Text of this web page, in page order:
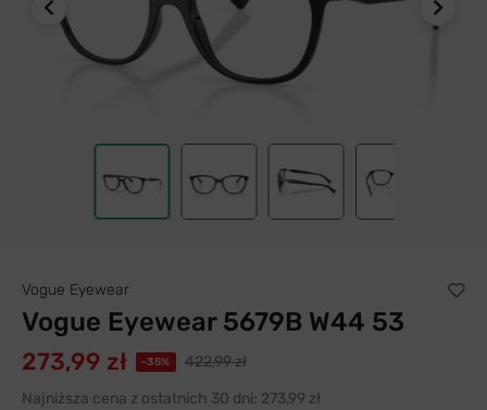
Vogue Eyewear
Vogue Eyewear 5679B W44 53
273,99 zł -35%
422,99 zł
Najniższa cena z ostatnich 30 dni: 273,99 zł